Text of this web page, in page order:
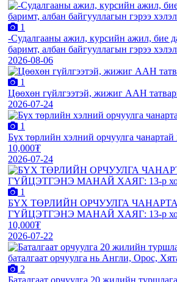
1
-Судалгааны ажил, курсийн ажил, бие
баримт, албан байгууллагын гэрээ
2026-08-06
1
Цөөхөн гүйлгээтэй, жижиг ААН
2026-07-24
1
Бүх төрлийн хэлний орчуулга
10,000₮
2026-07-24
1
БҮХ ТӨРЛИЙН ОРЧУУЛГА
ГҮЙЦЭТГЭНЭ МАНАЙ ХАЯГ: 13-р
10,000₮
2026-07-22
2
Баталгаат орчуулга 20 жилийн